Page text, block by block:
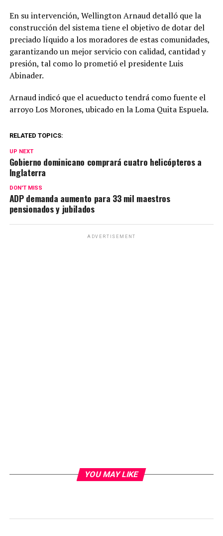
En su intervención, Wellington Arnaud detalló que la
construcción del sistema tiene el objetivo de dotar del
preciado líquido a los moradores de estas comunidades,
garantizando un mejor servicio con calidad, cantidad y
presión, tal como lo prometió el presidente Luis
Abinader.
Arnaud indicó que el acueducto tendrá como fuente el
arroyo Los Morones, ubicado en la Loma Quita Espuela.
RELATED TOPICS:
UP NEXT
Gobierno dominicano comprará cuatro helicópteros a
Inglaterra
DON'T MISS
ADP demanda aumento para 33 mil maestros
pensionados y jubilados
ADVERTISEMENT
YOU MAY LIKE